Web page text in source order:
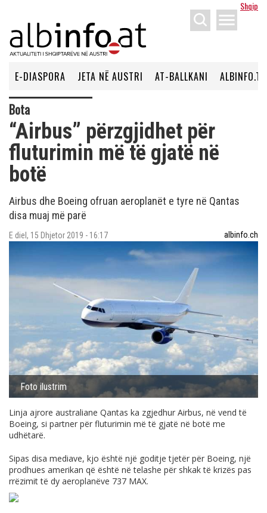
Shqip
menu
E-DIASPORA JETA NË AUSTRI AT-BALLKANI ALBINFO.TV
Bota
“Airbus” përzgjidhet për
fluturimin më të gjatë në
botë
Airbus dhe Boeing ofruan aeroplanët e tyre në Qantas
disa muaj më parë
E diel, 15 Dhjetor 2019 - 16:17 albinfo.ch
Foto ilustrim
Linja ajrore australiane Qantas ka zgjedhur Airbus, në vend të
Boeing, si partner për fluturimin më të gjatë në botë me
udhëtarë.
Sipas disa mediave, kjo është një goditje tjetër për Boeing, një
prodhues amerikan që është në telashe për shkak të krizës pas
rrëzimit të dy aeroplanëve 737 MAX.